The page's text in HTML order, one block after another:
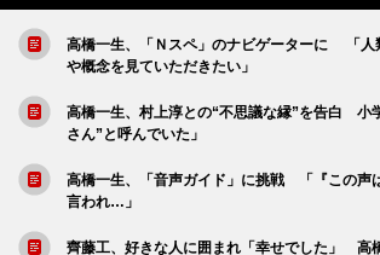
高橋一生、「Ｎスペ」のナビゲーターに 「人
や概念を見ていただきたい」
高橋一生、村上淳との“不思議な縁”を告白 小
さん”と呼んでいた」
高橋一生、「音声ガイド」に挑戦 「『この声
言われ…」
齊藤工、好きな人に囲まれ「幸せでした」 高